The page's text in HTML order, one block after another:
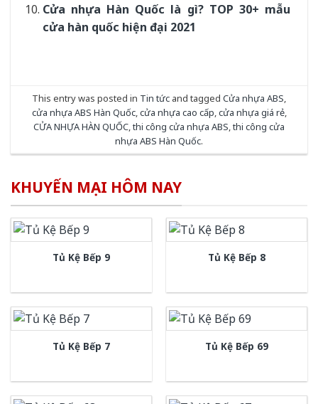
Cửa nhựa Hàn Quốc là gì? TOP 30+ mẫu
cửa hàn quốc hiện đại 2021
This entry was posted in Tin tức and tagged Cửa nhựa ABS,
cửa nhựa ABS Hàn Quốc,cửa nhựa cao cấp,cửa nhựa giá rẻ,
CỬA NHỰA HÀN QUỐC,thi công cửa nhựa ABS,thi công cửa
nhựa ABS Hàn Quốc.
KHUYẾN MẠI HÔM NAY
Tủ Kệ Bếp 9 Tủ Kệ Bếp 8
Tủ Kệ Bếp 7 Tủ Kệ Bếp 69